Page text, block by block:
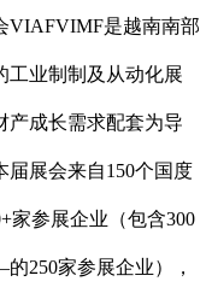
VIAFVIMF是越南南部
工业制制及从动化展
产成长需求配套为导
展会来自150个国度
家参展企业（包含300
250家参展企业），